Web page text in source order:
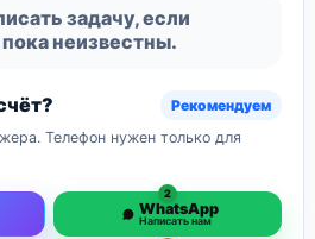
задачу, если
неизвестны.
Рекомендуем
Телефон нужен только для
2
WhatsApp
Написать нам